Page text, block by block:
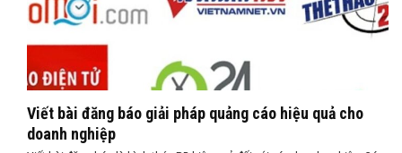
Viết bài đăng báo giải pháp quảng cáo hiệu quả cho
doanh nghiệp